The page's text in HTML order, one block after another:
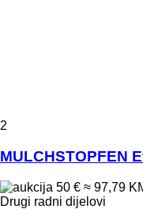
2
MULCHSTOPFEN
50 € ≈ 97,79
Drugi radni dijelovi